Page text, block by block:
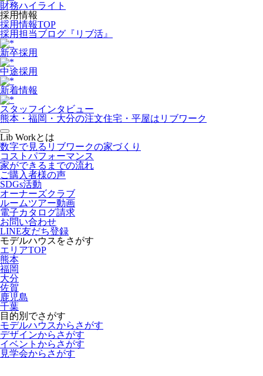
財務ハイライト
採用情報
採用情報TOP
採用担当ブログ『リブ活』
新卒採用
中途採用
新着情報
スタッフインタビュー
熊本・福岡・大分の注文住宅・平屋はリブワーク
Lib Workとは
数字で見るリブワークの家づくり
コストパフォーマンス
家ができるまでの流れ
ご購入者様の声
SDGs活動
オーナーズクラブ
ルームツアー動画
電子カタログ請求
お問い合わせ
LINE友だち登録
モデルハウスをさがす
エリアTOP
熊本
福岡
大分
佐賀
鹿児島
千葉
目的別でさがす
モデルハウスからさがす
デザインからさがす
イベントからさがす
見学会からさがす